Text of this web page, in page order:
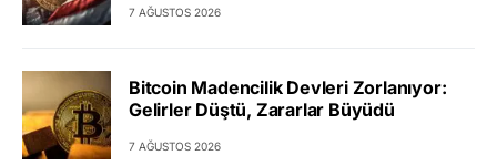
7 AĞUSTOS 2026
Bitcoin Madencilik Devleri Zorlanıyor:
Gelirler Düştü, Zararlar Büyüdü
7 AĞUSTOS 2026